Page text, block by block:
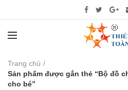
Trang chủ
Sản phẩm được gắn thẻ “Bộ đồ
cho bé”